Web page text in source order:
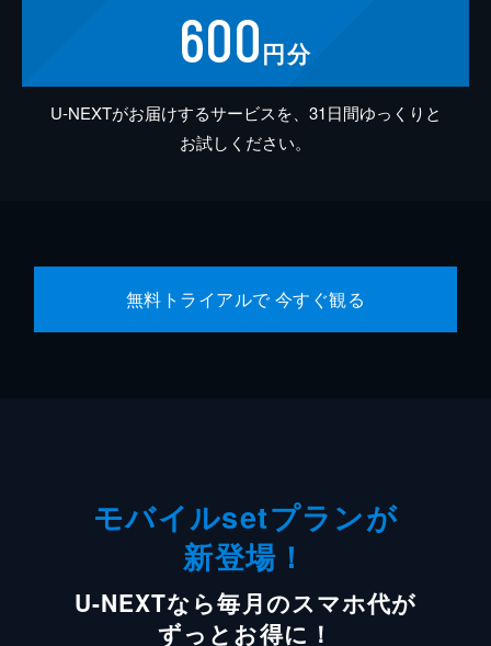
600円分
U-NEXTがお届けするサービスを、31日間ゆっくりと
お試しください。
無料トライアルで 今すぐ観る
モバイルsetプランが
新登場！
U-NEXTなら毎月のスマホ代が
ずっとお得に！